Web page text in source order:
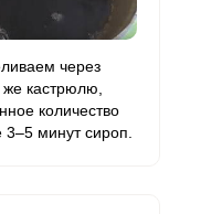
через
кастрюлю,
количество
минут сироп.